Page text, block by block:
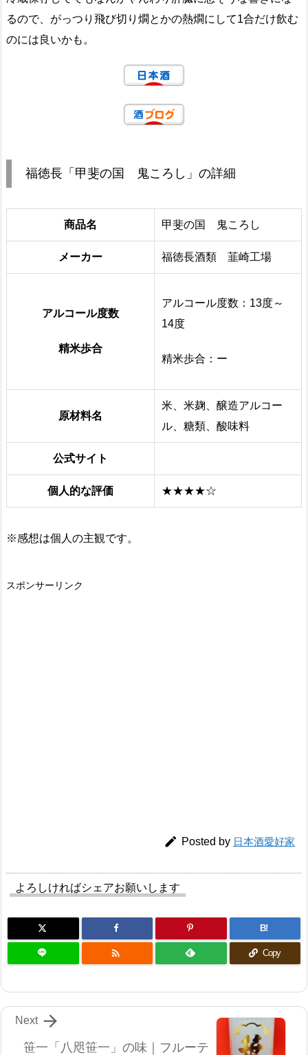
るので、がっつり飛び切り燗とかの熱燗にして1合だけ飲む
のには良いかも。
福徳長「甲斐の国 鬼ころし」の詳細
商品名 甲斐の国 鬼ころし
メーカー 福徳長酒類 韮崎工場
アルコール度数
精米歩合
アルコール度数：13度～
14度
精米歩合：ー
原材料名
米、米麹、醸造アルコー
ル、糖類、酸味料
公式サイト
個人的な評価 ★★★★☆
※感想は個人の主観です。
スポンサーリンク
 Posted by 日本酒愛好家
よろしければシェアお願いします
B!
 Copy
笹一「八咫笹一」の味｜フルーテ

Next